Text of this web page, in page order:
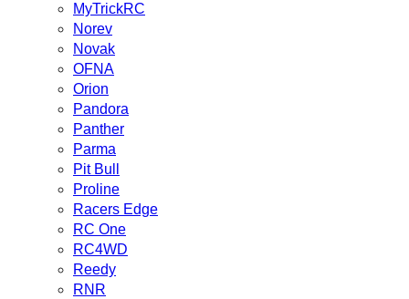
MyTrickRC
Norev
Novak
OFNA
Orion
Pandora
Panther
Parma
Pit Bull
Proline
Racers Edge
RC One
RC4WD
Reedy
RNR